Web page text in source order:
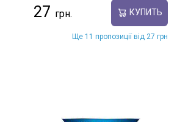
27 КУПИТЬ
Ще 11 пропозиції від 27 грн